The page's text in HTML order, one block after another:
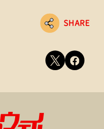
SHARE